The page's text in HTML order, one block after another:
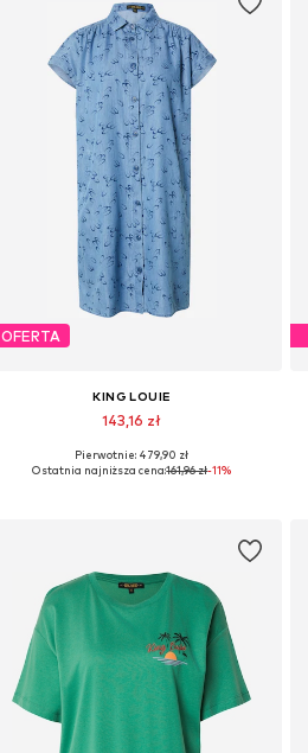
OFERTA
KING LOUIE
143,16 zł
Dostępne rozmiary: 36, 38
Pierwotnie: 479,90 zł
Ostatnia najniższa cena:161,96 zł-11%